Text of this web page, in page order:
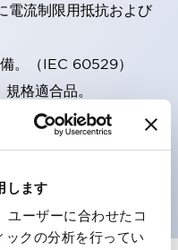
します
ユーザーに合わせたコ
ックの分析を行ってい
電流制限用抵抗および
。（IEC 60529）
格適合品。